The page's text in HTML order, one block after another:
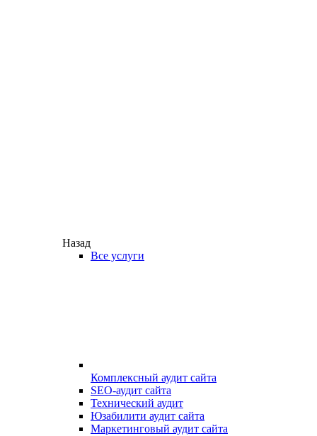
Назад
Все услуги
Комплексный аудит сайта
SEO-аудит сайта
Технический аудит
Юзабилити аудит сайта
Маркетинговый аудит сайта